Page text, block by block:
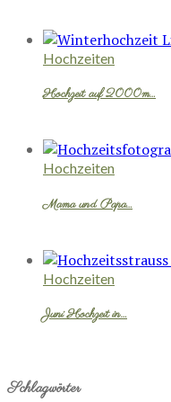
Hochzeiten
Hochzeit auf 2000m…
Hochzeiten
Mama und Papa…
Hochzeiten
Juni Hochzeit in…
Schlagwörter